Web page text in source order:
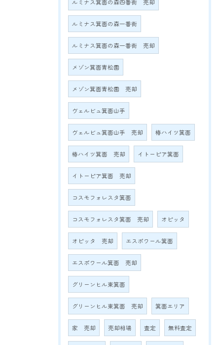
ルミナス箕面の森四番街 売却
ルミナス箕面の森一番街
ルミナス箕面の森一番街 売却
メゾン箕面青松園
メゾン箕面青松園 売却
ヴェルビュ箕面山手
ヴェルビュ箕面山手 売却 椿ハイツ箕面
椿ハイツ箕面 売却 イトーピア箕面
イトーピア箕面 売却
コスモフォレスタ箕面
コスモフォレスタ箕面 売却 オピッタ
オピッタ 売却 エスポワール箕面
エスポワール箕面 売却
グリーンヒル東箕面
グリーンヒル東箕面 売却 箕面エリア
家 売却 売却相場 査定 無料査定